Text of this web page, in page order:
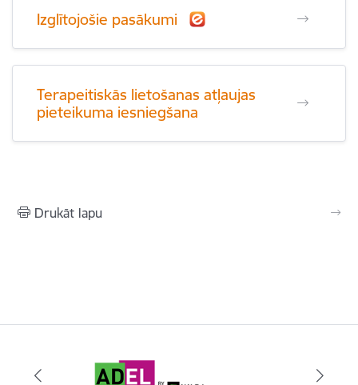
Izglītojošie pasākumi
Terapeitiskās lietošanas atļaujas
pieteikuma iesniegšana
Drukāt lapu